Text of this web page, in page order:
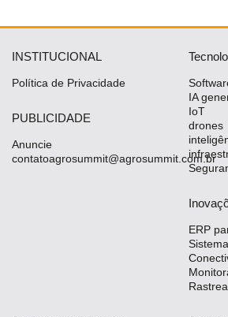
INSTITUCIONAL
Política de Privacidade
PUBLICIDADE
Anuncie
contatoagrosummit@agrosummit.com.br
IA
IoT
drones
ERP